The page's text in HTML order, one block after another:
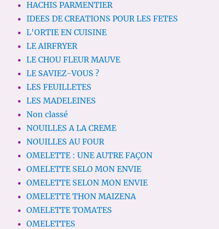
HACHIS PARMENTIER
IDEES DE CREATIONS POUR LES FETES
L'ORTIE EN CUISINE
LE AIRFRYER
LE CHOU FLEUR MAUVE
LE SAVIEZ-VOUS ?
LES FEUILLETES
LES MADELEINES
Non classé
NOUILLES A LA CREME
NOUILLES AU FOUR
OMELETTE : UNE AUTRE FAÇON
OMELETTE SELO MON ENVIE
OMELETTE SELON MON ENVIE
OMELETTE THON MAIZENA
OMELETTE TOMATES
OMELETTES